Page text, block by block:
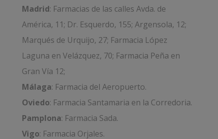
Madrid: Farmacias de las calles Avda. de
América, 11; Dr. Esquerdo, 155; Argensola, 12;
Marqués de Urquijo, 27; Farmacia López
Laguna en Velázquez, 70; Farmacia Peña en
Gran Vía 12;
Málaga: Farmacia del Aeropuerto.
Oviedo: Farmacia Santamaria en la Corredoria.
Pamplona: Farmacia Sada.
Vigo: Farmacia Orjales.